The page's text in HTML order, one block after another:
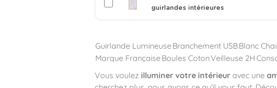
guirlandes intérieures
Guirlande Lumineuse Branchement USBBlanc
Marque Française Boules CotonVeilleuse 2H
Vous voulez illuminer votre intérieuravec une